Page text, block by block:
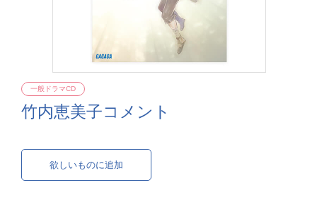
竹内恵美子コメント
一般ドラマCD
欲しいものに追加